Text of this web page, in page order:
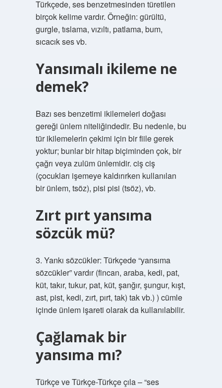
Türkçede, ses benzetmesinden türetilen
birçok kelime vardır. Örneğin: gürültü,
gurgle, tıslama, vızıltı, patlama, bum,
sıcacık ses vb.
Yansımalı ikileme ne
demek?
Bazı ses benzetimi ikilemeleri doğası
gereği ünlem niteliğindedir. Bu nedenle, bu
tür ikilemelerin çekimi için bir fiile gerek
yoktur; bunlar bir hitap biçiminden çok, bir
çağrı veya zulüm ünlemidir. ciş ciş
(çocukları işemeye kaldırırken kullanılan
bir ünlem, tsöz), pisi pisi (tsöz), vb.
Zırt pırt yansıma
sözcük mü?
3. Yankı sözcükler: Türkçede “yansıma
sözcükler” vardır (fincan, araba, kedi, pat,
küt, takır, tukur, pat, küt, şanğır, şungur, kışt,
ast, pist, kedi, zırt, pırt, tak) tak vb.) ) cümle
içinde ünlem işareti olarak da kullanılabilir.
Çağlamak bir
yansıma mı?
Türkçe ve Türkçe-Türkçe çıla – “ses